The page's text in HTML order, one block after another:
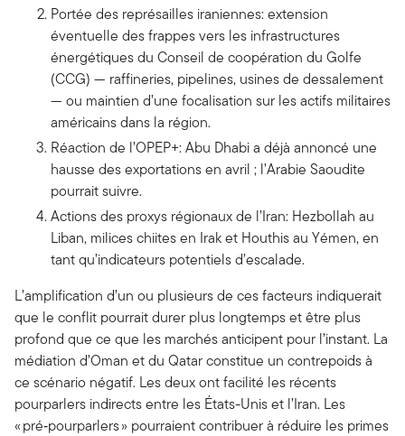
Portée des représailles iraniennes: extension
éventuelle des frappes vers les infrastructures
énergétiques du Conseil de coopération du Golfe
(CCG) — raffineries, pipelines, usines de dessalement
— ou maintien d’une focalisation sur les actifs militaires
américains dans la région.
Réaction de l’OPEP+: Abu Dhabi a déjà annoncé une
hausse des exportations en avril ; l’Arabie Saoudite
pourrait suivre.
Actions des proxys régionaux de l’Iran: Hezbollah au
Liban, milices chiites en Irak et Houthis au Yémen, en
tant qu’indicateurs potentiels d’escalade.
L’amplification d’un ou plusieurs de ces facteurs indiquerait
que le conflit pourrait durer plus longtemps et être plus
profond que ce que les marchés anticipent pour l’instant. La
médiation d’Oman et du Qatar constitue un contrepoids à
ce scénario négatif. Les deux ont facilité les récents
pourparlers indirects entre les États-Unis et l’Iran. Les
« pré‑pourparlers » pourraient contribuer à réduire les primes